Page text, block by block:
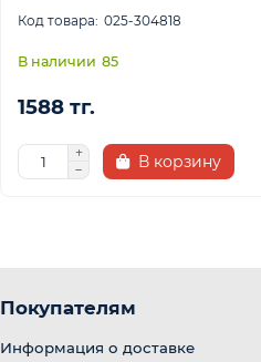
025-304818
85
1588 тг.
В корзину
Покупателям
Информация о доставке